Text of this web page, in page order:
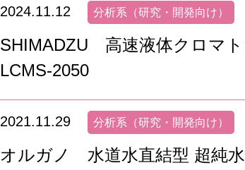
2024.11.12 分析系（研究・開発向け）
SHIMADZU 高速液体クロマ
LCMS-2050
2021.11.29 分析系（研究・開発向け）
オルガノ 水道水直結型 超純